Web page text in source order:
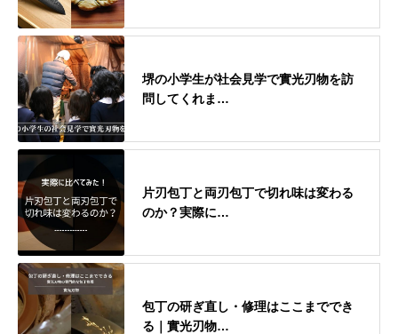
堺の小学生が社会見学で實光刃物を訪
問してくれま…
片刃包丁と両刃包丁で切れ味は変わる
のか？実際に…
包丁の研ぎ直し・修理はここまででき
る｜實光刃物…